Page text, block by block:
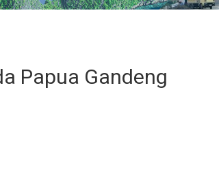
Papua Gandeng